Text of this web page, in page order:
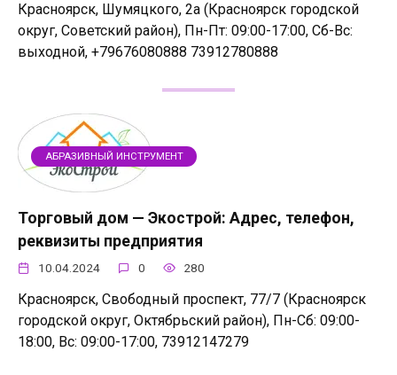
Красноярск, Шумяцкого, 2а (Красноярск городской
округ, Советский район), Пн-Пт: 09:00-17:00, Сб-Вс:
выходной, +79676080888 73912780888
АБРАЗИВНЫЙ ИНСТРУМЕНТ
Торговый дом — Экострой: Адрес, телефон,
реквизиты предприятия
10.04.2024 0 280
Красноярск, Свободный проспект, 77/7 (Красноярск
городской округ, Октябрьский район), Пн-Сб: 09:00-
18:00, Вс: 09:00-17:00, 73912147279